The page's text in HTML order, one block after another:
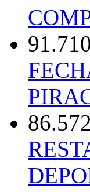
91.710
86.572